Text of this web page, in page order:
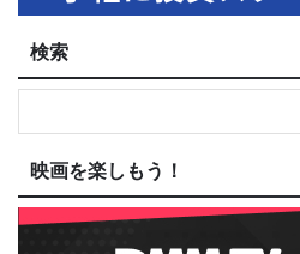
検索
映画を楽しもう！